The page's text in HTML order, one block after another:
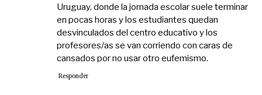
Uruguay, donde la jornada escolar suele terminar
en pocas horas y los estudiantes quedan
desvinculados del centro educativo y los
profesores/as se van corriendo con caras de
cansados por no usar otro eufemismo.
Responder